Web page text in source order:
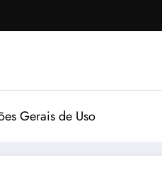
Gerais de Uso